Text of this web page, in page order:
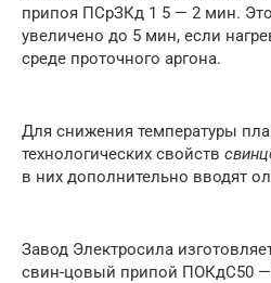
припоя ПСрЗКд 1 5 — 2 мин.
увеличено до 5 мин, если
среде проточного аргона.
Для снижения температуры
технологических свойств
в них дополнительно вводят
Завод Электросила
свин-цовый припой ПОКдС50 —